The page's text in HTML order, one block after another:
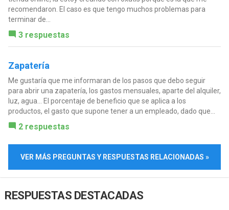
recomendaron. El caso es que tengo muchos problemas para
terminar de...
3 respuestas
Zapatería
Me gustaría que me informaran de los pasos que debo seguir
para abrir una zapatería, los gastos mensuales, aparte del alquiler,
luz, agua... El porcentaje de beneficio que se aplica a los
productos, el gasto que supone tener a un empleado, dado que...
2 respuestas
VER MÁS PREGUNTAS Y RESPUESTAS RELACIONADAS »
RESPUESTAS DESTACADAS